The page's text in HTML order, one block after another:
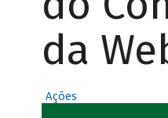
da
Ações